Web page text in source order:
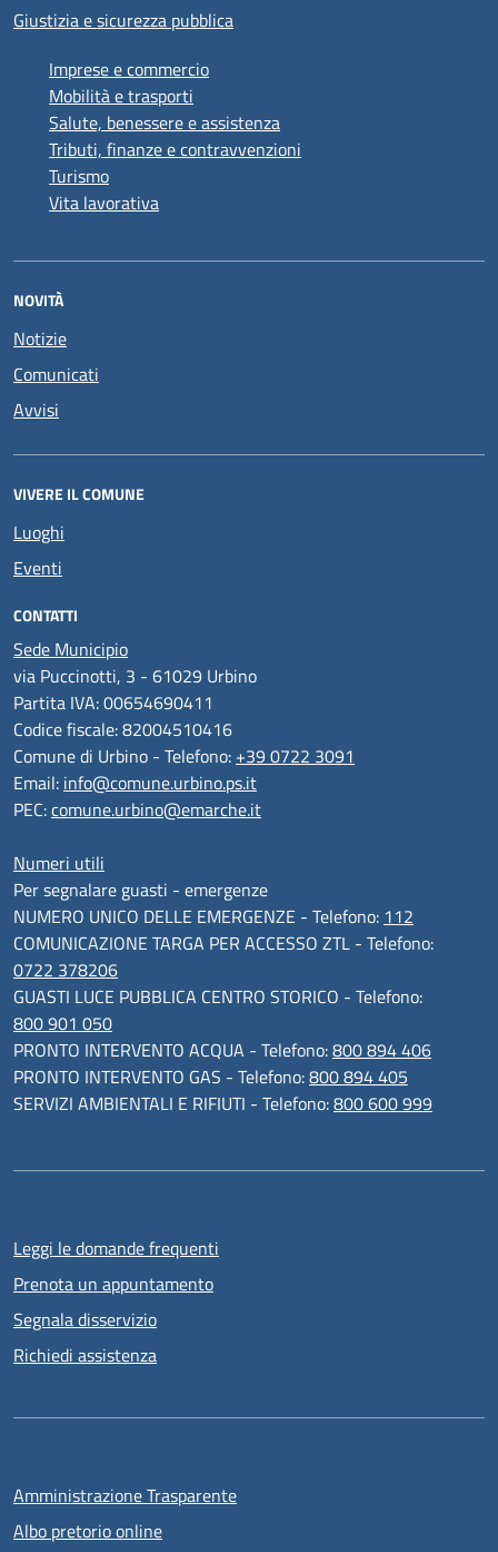
Giustizia e sicurezza pubblica
Imprese e commercio
Mobilità e trasporti
Salute, benessere e assistenza
Tributi, finanze e contravvenzioni
Turismo
Vita lavorativa
NOVITÀ
Notizie
Comunicati
Avvisi
VIVERE IL COMUNE
Luoghi
Eventi
CONTATTI
Sede Municipio
via Puccinotti, 3 - 61029 Urbino
Partita IVA: 00654690411
Codice fiscale: 82004510416
Comune di Urbino - Telefono: +39 0722 3091
Email: info@comune.urbino.ps.it
PEC:comune.urbino@emarche.it
Numeri utili
Per segnalare guasti - emergenze
NUMERO UNICO DELLE EMERGENZE - Telefono: 112
COMUNICAZIONE TARGA PER ACCESSO ZTL - Telefono:
0722 378206
GUASTI LUCE PUBBLICA CENTRO STORICO - Telefono:
800 901 050
PRONTO INTERVENTO ACQUA - Telefono:800 894 406
PRONTO INTERVENTO GAS - Telefono:800 894 405
SERVIZI AMBIENTALI E RIFIUTI - Telefono:800 600 999
Leggi le domande frequenti
Prenota un appuntamento
Segnala disservizio
Richiedi assistenza
Amministrazione Trasparente
Albo pretorio online